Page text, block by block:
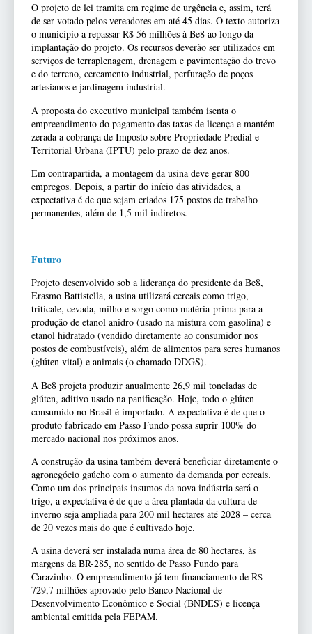
O projeto de lei tramita em regime de urgência e, assim, terá
de ser votado pelos vereadores em até 45 dias. O texto autoriza
o município a repassar R$ 56 milhões à Be8 ao longo da
implantação do projeto. Os recursos deverão ser utilizados em
serviços de terraplenagem, drenagem e pavimentação do trevo
e do terreno, cercamento industrial, perfuração de poços
artesianos e jardinagem industrial.
A proposta do executivo municipal também isenta o
empreendimento do pagamento das taxas de licença e mantém
zerada a cobrança de Imposto sobre Propriedade Predial e
Territorial Urbana (IPTU) pelo prazo de dez anos.
Em contrapartida, a montagem da usina deve gerar 800
empregos. Depois, a partir do início das atividades, a
expectativa é de que sejam criados 175 postos de trabalho
permanentes, além de 1,5 mil indiretos.
Futuro
Projeto desenvolvido sob a liderança do presidente da Be8,
Erasmo Battistella, a usina utilizará cereais como trigo,
triticale, cevada, milho e sorgo como matéria-prima para a
produção de etanol anidro (usado na mistura com gasolina) e
etanol hidratado (vendido diretamente ao consumidor nos
postos de combustíveis), além de alimentos para seres humanos
(glúten vital) e animais (o chamado DDGS).
A Be8 projeta produzir anualmente 26,9 mil toneladas de
glúten, aditivo usado na panificação. Hoje, todo o glúten
consumido no Brasil é importado. A expectativa é de que o
produto fabricado em Passo Fundo possa suprir 100% do
mercado nacional nos próximos anos.
A construção da usina também deverá beneficiar diretamente o
agronegócio gaúcho com o aumento da demanda por cereais.
Como um dos principais insumos da nova indústria será o
trigo, a expectativa é de que a área plantada da cultura de
inverno seja ampliada para 200 mil hectares até 2028 – cerca
de 20 vezes mais do que é cultivado hoje.
A usina deverá ser instalada numa área de 80 hectares, às
margens da BR-285, no sentido de Passo Fundo para
Carazinho. O empreendimento já tem financiamento de R$
729,7 milhões aprovado pelo Banco Nacional de
Desenvolvimento Econômico e Social (BNDES) e licença
ambiental emitida pela FEPAM.